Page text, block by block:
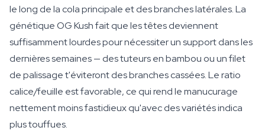
le long de la cola principale et des branches latérales. La
génétique OG Kush fait que les têtes deviennent
suffisamment lourdes pour nécessiter un support dans les
dernières semaines — des tuteurs en bambou ou un filet
de palissage t'éviteront des branches cassées. Le ratio
calice/feuille est favorable, ce qui rend le manucurage
nettement moins fastidieux qu'avec des variétés indica
plus touffues.